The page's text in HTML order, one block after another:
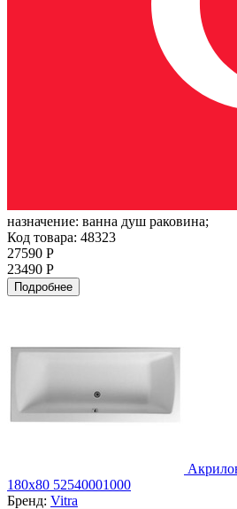
назначение: ванна душ раковина;
Код товара: 48323
27590 Р
23490 Р
Подробнее
180x80 52540001000
Бренд: Vitra